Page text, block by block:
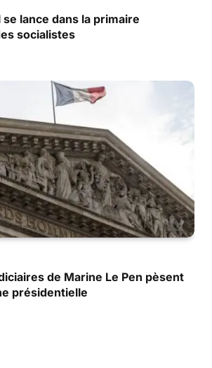
lance dans la primaire
socialistes
de Marine Le Pen pèsent
présidentielle